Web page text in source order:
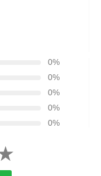
0%
0%
0%
0%
0%